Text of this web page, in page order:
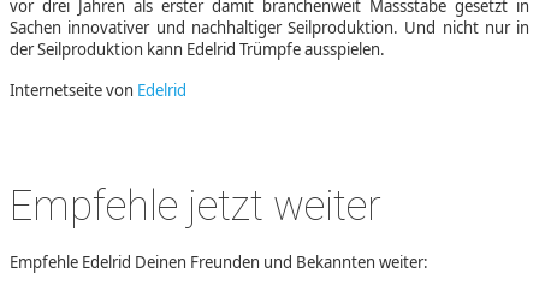
vor drei Jahren als erster damit branchenweit Massstäbe gesetzt in
Sachen innovativer und nachhaltiger Seilproduktion. Und nicht nur in
der Seilproduktion kann Edelrid Trümpfe ausspielen.
Internetseite von Edelrid
Empfehle jetzt weiter
Empfehle Edelrid Deinen Freunden und Bekannten weiter: